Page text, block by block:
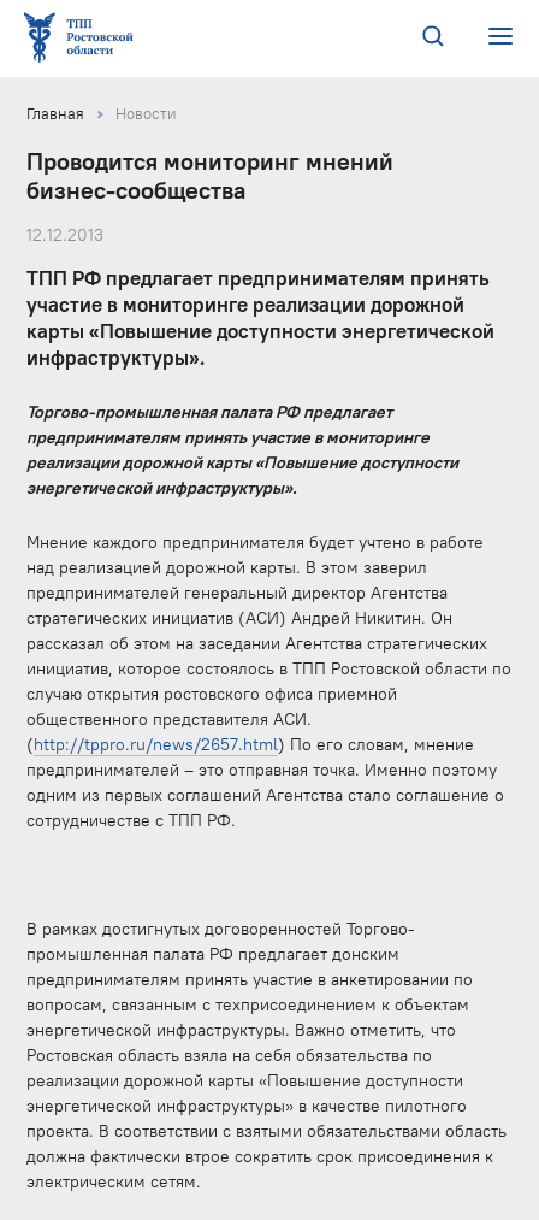
Главная Новости
Проводится мониторинг мнений
бизнес-сообщества
12.12.2013
ТПП РФ предлагает предпринимателям принять
участие в мониторинге реализации дорожной
карты «Повышение доступности энергетической
инфраструктуры».
Торгово-промышленная палата РФ предлагает
предпринимателям принять участие в мониторинге
реализации дорожной карты «Повышение доступности
энергетической инфраструктуры».
Мнение каждого предпринимателя будет учтено в работе
над реализацией дорожной карты. В этом заверил
предпринимателей генеральный директор Агентства
стратегических инициатив (АСИ) Андрей Никитин. Он
рассказал об этом на заседании Агентства стратегических
инициатив, которое состоялось в ТПП Ростовской области по
случаю открытия ростовского офиса приемной
общественного представителя АСИ.
(http://tppro.ru/news/2657.html) По его словам, мнение
предпринимателей – это отправная точка. Именно поэтому
одним из первых соглашений Агентства стало соглашение о
сотрудничестве с ТПП РФ.
В рамках достигнутых договоренностей Торгово-
промышленная палата РФ предлагает донским
предпринимателям принять участие в анкетировании по
вопросам, связанным с техприсоединением к объектам
энергетической инфраструктуры. Важно отметить, что
Ростовская область взяла на себя обязательства по
реализации дорожной карты «Повышение доступности
энергетической инфраструктуры» в качестве пилотного
проекта. В соответствии с взятыми обязательствами область
должна фактически втрое сократить срок присоединения к
электрическим сетям.